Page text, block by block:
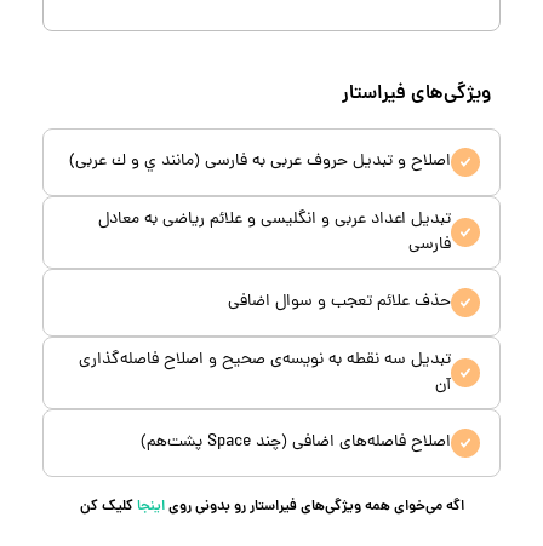
ویژگی‌های فیراستار
اصلاح و تبدیل حروف عربی به فارسی (مانند ي و ك عربی)
تبدیل اعداد عربی و انگلیسی و علائم ریاضی به معادل
فارسی
حذف علائم تعجب و سوال اضافی
تبدیل سه نقطه به نویسه‌ی صحیح و اصلاح فاصله‌گذاری
آن
اصلاح فاصله‌های اضافی (چند Space پشت‌هم)
اگه می‌خوای همه ویژگی‌های فیراستار رو بدونی رویاینجاکلیک کن